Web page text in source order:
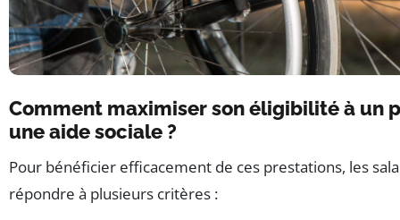
Comment maximiser son éligibilité à un
une aide sociale ?
Pour bénéficier efficacement de ces prestations, les
répondre à plusieurs critères :